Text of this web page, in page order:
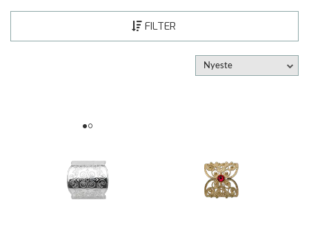
FILTER
Nyeste
Trykk ENTER for å søke